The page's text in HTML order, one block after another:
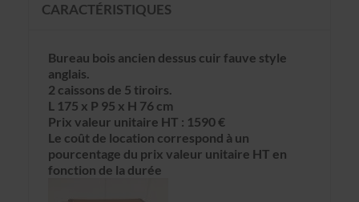
CARACTÉRISTIQUES
Bureau bois ancien dessus cuir fauve style
anglais.
2 caissons de 5 tiroirs.
L 175 x P 95 x H 76 cm
Prix valeur unitaire HT : 1590 €
Le coût de location correspond à un
pourcentage du prix valeur unitaire HT en
fonction de la durée